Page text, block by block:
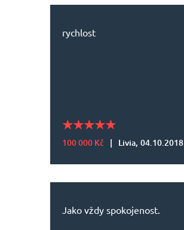
rychlost
100 000 Kč | Livia, 04.10.2018
Jako vždy spokojenost.